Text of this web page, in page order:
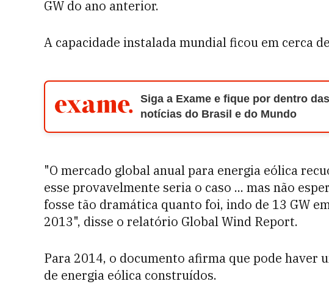
GW do ano anterior.
A capacidade instalada mundial ficou em cerca
Siga a Exame e fique por dentro
notícias do Brasil e do Mundo
"O mercado global anual para energia eólica
esse provavelmente seria o caso ... mas não
fosse tão dramática quanto foi, indo de 13 GW
2013", disse o relatório Global Wind Report.
Para 2014, o documento afirma que pode haver
de energia eólica construídos.